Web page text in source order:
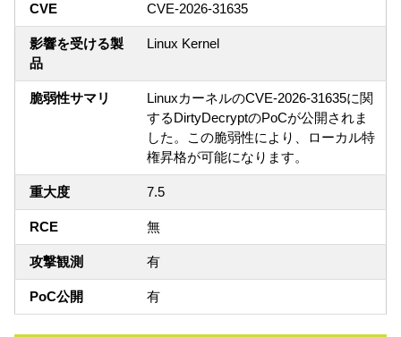
CVE CVE-2026-31635
影響を受ける製
品
Linux Kernel
脆弱性サマリ
LinuxカーネルのCVE-2026-31635に関
するDirtyDecryptのPoCが公開されま
した。この脆弱性により、ローカル特
権昇格が可能になります。
重大度 7.5
RCE 無
攻撃観測 有
PoC公開 有